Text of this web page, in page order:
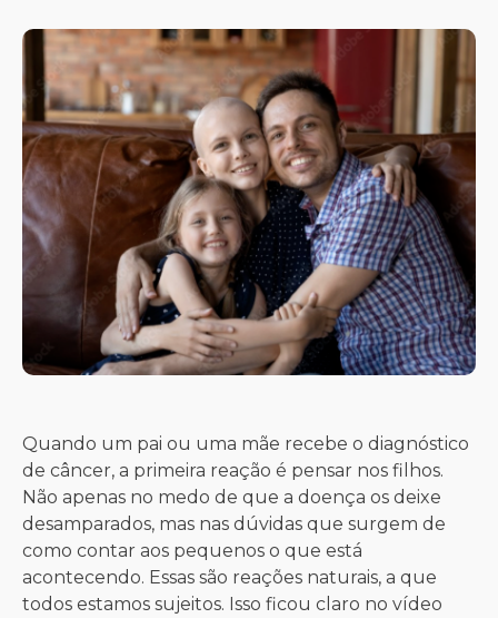
Quando um pai ou uma mãe recebe o diagnóstico
de câncer, a primeira reação é pensar nos filhos.
Não apenas no medo de que a doença os deixe
desamparados, mas nas dúvidas que surgem de
como contar aos pequenos o que está
acontecendo. Essas são reações naturais, a que
todos estamos sujeitos. Isso ficou claro no vídeo